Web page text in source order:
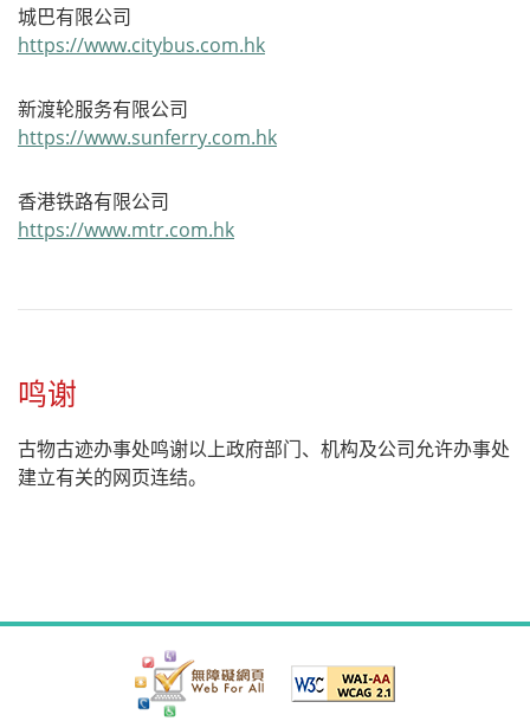
城巴有限公司
https://www.citybus.com.hk
新渡轮服务有限公司
https://www.sunferry.com.hk
香港铁路有限公司
https://www.mtr.com.hk
鸣谢
古物古迹办事处鸣谢以上政府部门、机构及公司允许办事处
建立有关的网页连结。